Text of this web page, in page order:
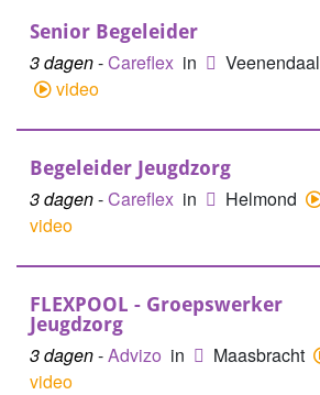
Senior Begeleider
3 dagen-Careflex in
Veenendaal
video
Begeleider Jeugdzorg
3 dagen-Careflex in
Helmond
video
FLEXPOOL - Groepswerker
Jeugdzorg
3 dagen-Advizo in
Maasbracht
video